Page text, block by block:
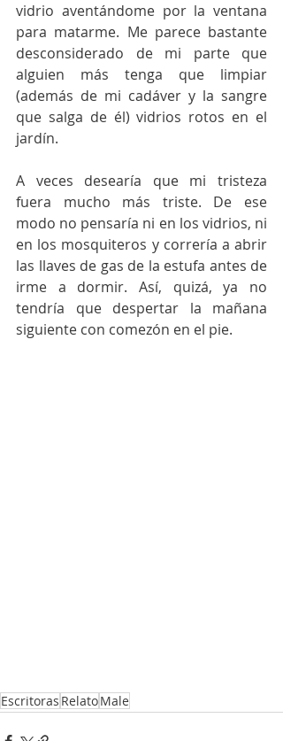
vidrio aventándome por la ventana
para matarme. Me parece bastante
desconsiderado de mi parte que
alguien más tenga que limpiar
(además de mi cadáver y la sangre
que salga de él) vidrios rotos en el
jardín.
A veces desearía que mi tristeza
fuera mucho más triste. De ese
modo no pensaría ni en los vidrios, ni
en los mosquiteros y correría a abrir
las llaves de gas de la estufa antes de
irme a dormir. Así, quizá, ya no
tendría que despertar la mañana
siguiente con comezón en el pie.
Escritoras RelatoMale